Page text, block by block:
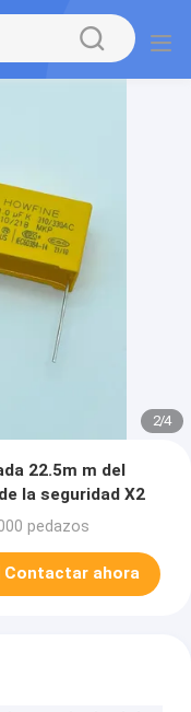
2/4
22.5m m del
la seguridad X2
pedazos
Contactar ahora